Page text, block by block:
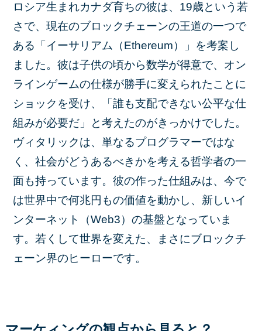
ロシア生まれカナダ育ちの彼は、19歳という若
さで、現在のブロックチェーンの王道の一つで
ある「イーサリアム（Ethereum）」を考案し
ました。彼は子供の頃から数学が得意で、オン
ラインゲームの仕様が勝手に変えられたことに
ショックを受け、「誰も支配できない公平な仕
組みが必要だ」と考えたのがきっかけでした。
ヴィタリックは、単なるプログラマーではな
く、社会がどうあるべきかを考える哲学者の一
面も持っています。彼の作った仕組みは、今で
は世界中で何兆円もの価値を動かし、新しいイ
ンターネット（Web3）の基盤となっていま
す。若くして世界を変えた、まさにブロックチ
ェーン界のヒーローです。